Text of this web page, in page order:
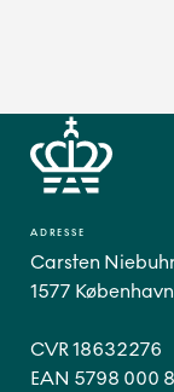
ADRESSE
Carsten
1577
CVR 18632276
EAN 5798 000